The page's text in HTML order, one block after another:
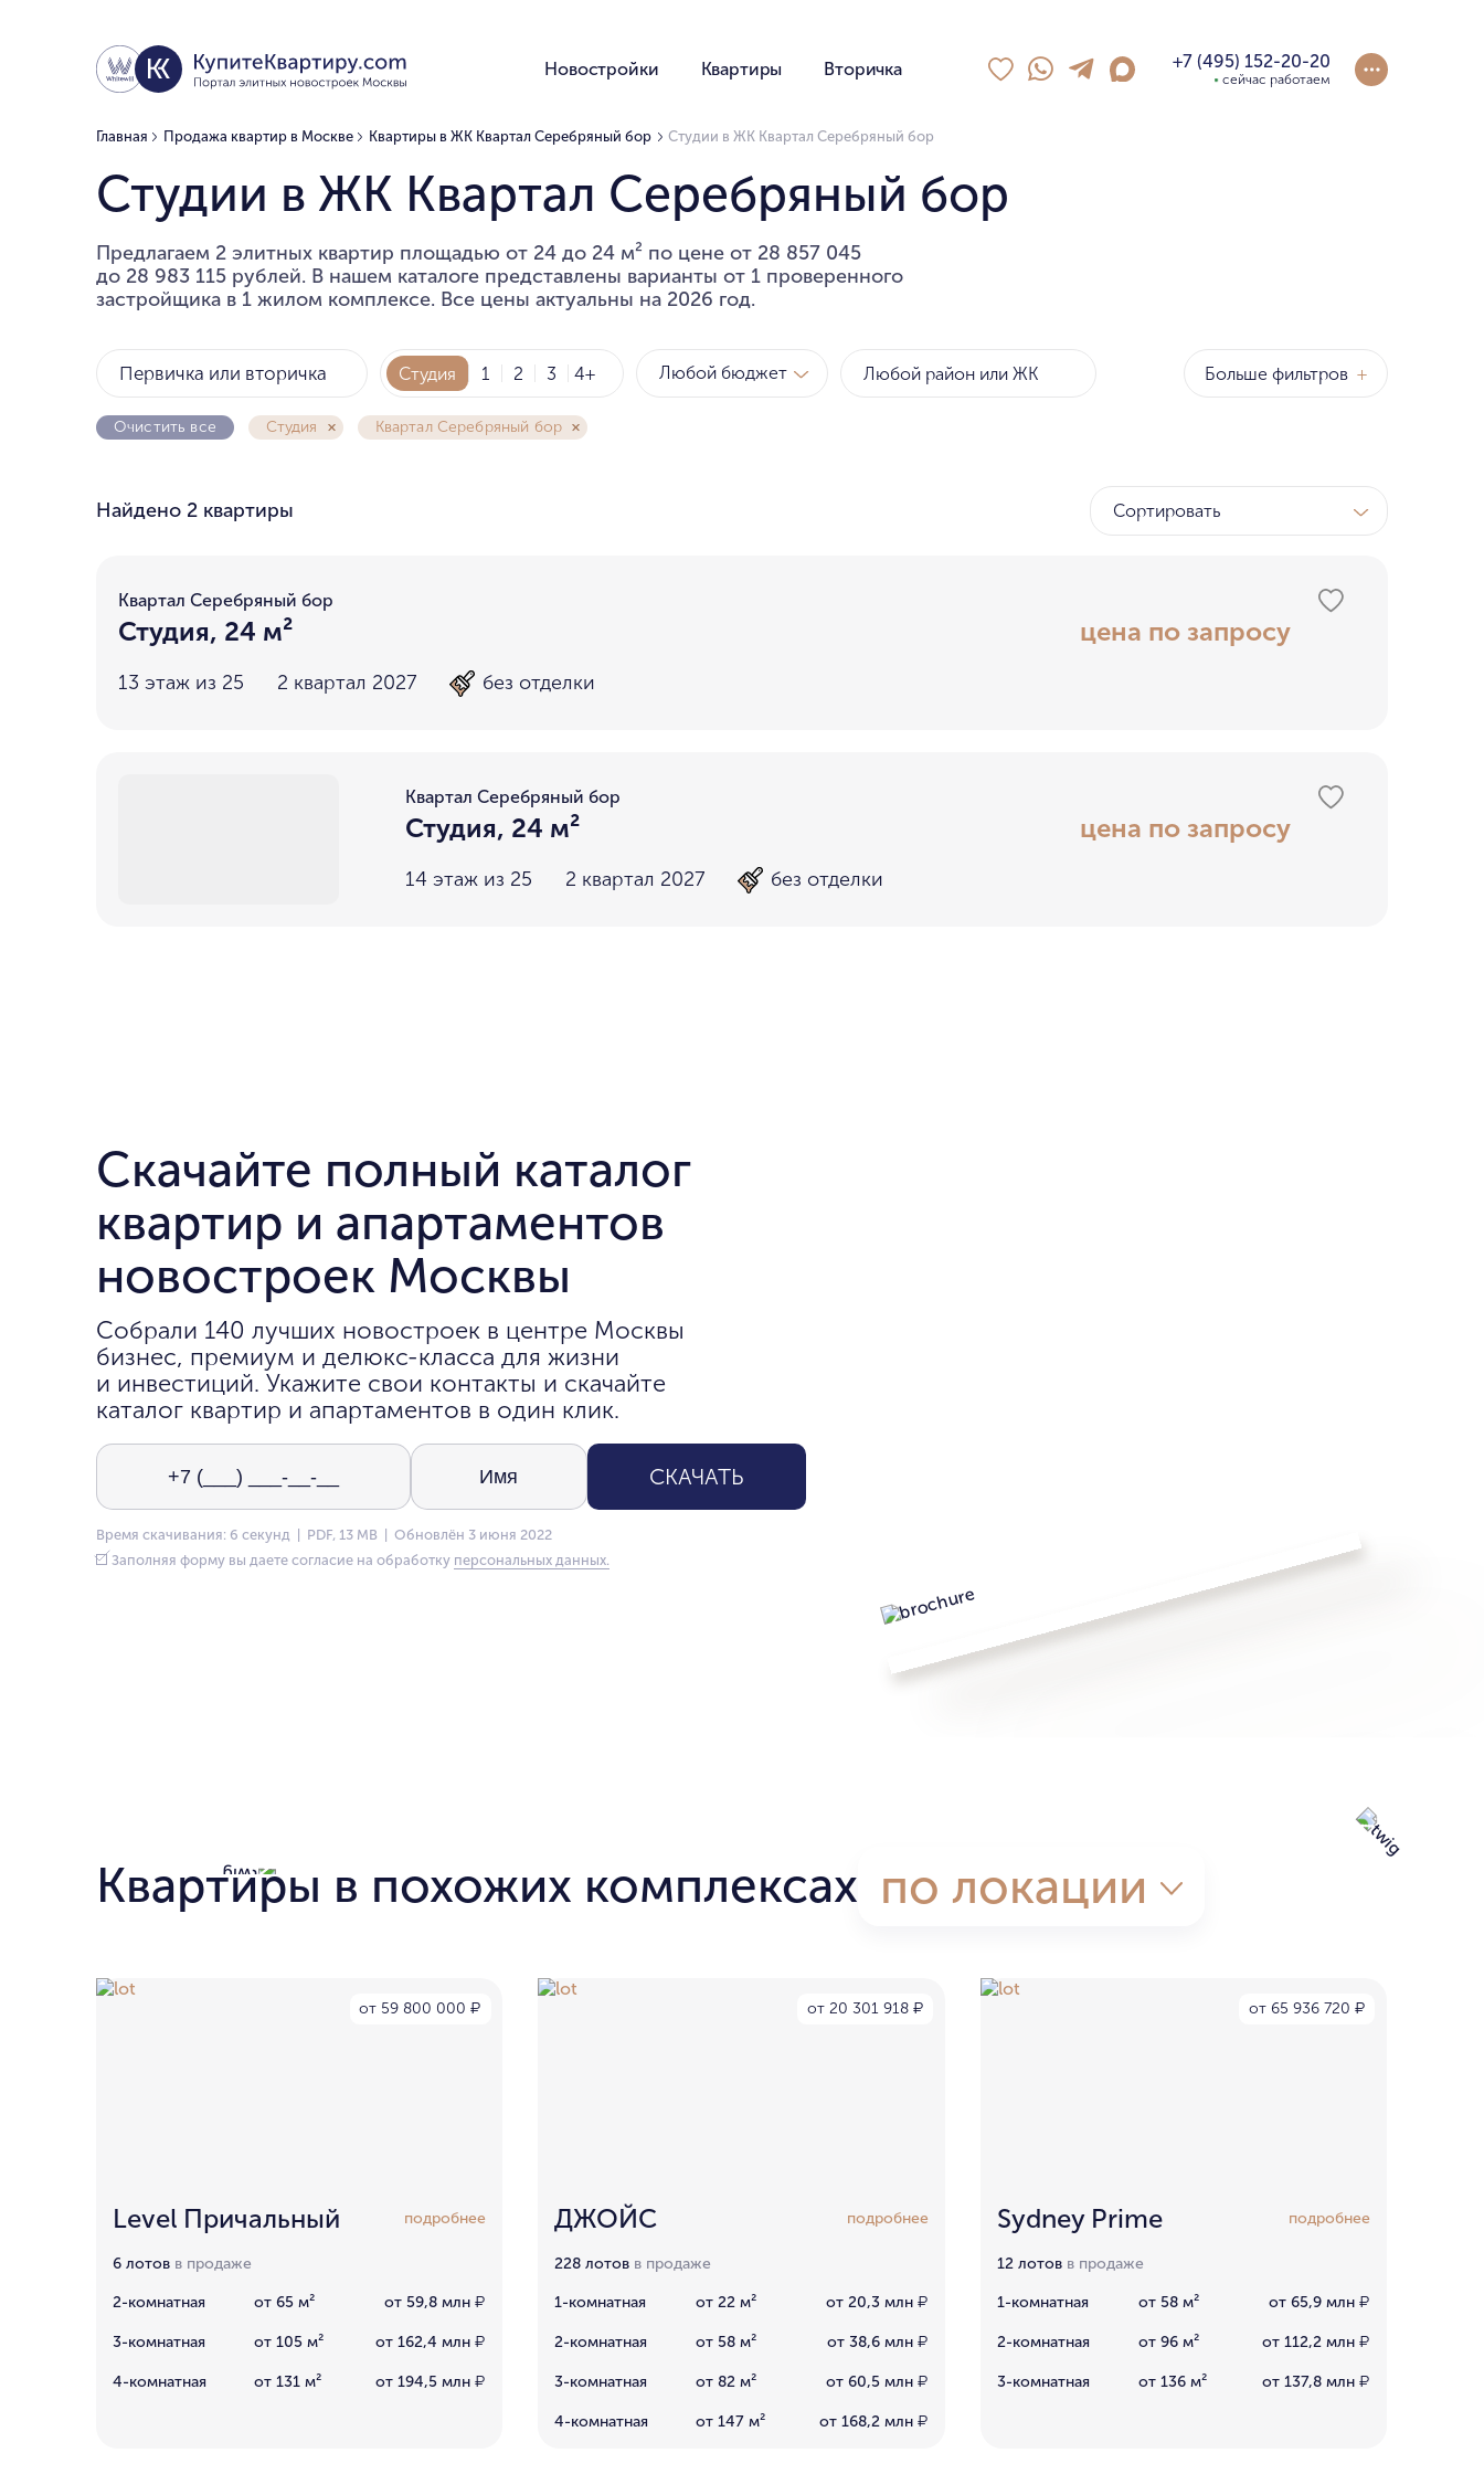
Новостройки Квартиры Вторичка +7 (495) 152-20-20
сейчас работаем
Главная Продажа квартир в Москве Квартиры в ЖК Квартал Серебряный бор Студии в ЖК Квартал Серебряный бор
Студии в ЖК Квартал Серебряный бор
Предлагаем 2 элитных квартир площадью от 24 до 24 м² по цене от 28 857 045
до 28 983 115 рублей. В нашем каталоге представлены варианты от 1 проверенного
застройщика в 1 жилом комплексе. Все цены актуальны на 2026 год.
Первичка или вторичка Студия 1 2 3 4+ Любой бюджет Больше фильтров +
Очистить все Студия Квартал Серебряный бор
Найдено 2 квартиры Сортировать
Квартал Серебряный бор
Студия, 24 м²
13 этаж из 25 2 квартал 2027 без отделки
цена по запросу
Квартал Серебряный бор
Студия, 24 м²
14 этаж из 25 2 квартал 2027 без отделки
цена по запросу
Скачайте полный каталог
квартир и апартаментов
новостроек Москвы
Собрали 140 лучших новостроек в центре Москвы
бизнес, премиум и делюкс-класса для жизни
и инвестиций. Укажите свои контакты и скачайте
каталог квартир и апартаментов в один клик.
СКАЧАТЬ
Время скачивания: 6 секунд | PDF, 13 MB | Обновлён 3 июня 2022
Заполняя форму вы даете согласие на обработку персональных данных.
Квартиры в похожих комплексах по локации
от 59 800 000₽
Level Причальный подробнее
6 лотов в продаже
2-комнатная от 65 м² от 59,8 млн₽
3-комнатная от 105 м² от 162,4 млн₽
4-комнатная от 131 м² от 194,5 млн₽
от 20 301 918 ₽
ДЖОЙС подробнее
228 лотов в продаже
1-комнатная от 22 м² от 20,3 млн ₽
2-комнатная от 58 м² от 38,6 млн ₽
3-комнатная от 82 м² от 60,5 млн ₽
4-комнатная от 147 м² от 168,2 млн ₽
от 65 936 720 ₽
Sydney Prime подробнее
12 лотов в продаже
1-комнатная от 58 м² от 65,9 млн ₽
2-комнатная от 96 м² от 112,2 млн ₽
3-комнатная от 136 м² от 137,8 млн ₽